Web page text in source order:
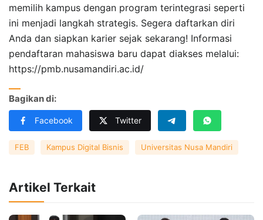
memilih kampus dengan program terintegrasi seperti
ini menjadi langkah strategis. Segera daftarkan diri
Anda dan siapkan karier sejak sekarang! Informasi
pendaftaran mahasiswa baru dapat diakses melalui:
https://pmb.nusamandiri.ac.id/
Bagikan di:
Facebook Twitter
FEB Kampus Digital Bisnis Universitas Nusa Mandiri
Artikel Terkait